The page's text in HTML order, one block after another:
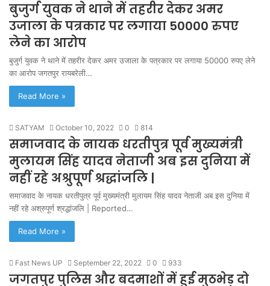
बुजुर्ग युवक ने थाने में तहरीर देकर अमर
उजाला के पत्रकार पर लगाया 50000 रुपए
लेने का आरोप
बुजुर्ग युवक ने थाने में तहरीर देकर अमर उजाला के पत्रकार पर लगाया 50000 रुपए लेने
का आरोप जगतपुर रायबरेली…
Read More »
SATYAM October 10, 2022 0 814
समाजवाद के नायक धरतीपुत्र पूर्व मुख्यमंत्री
मुलायम सिंह यादव नेताजी अब इस दुनिया में
नहीं रहे अश्रुपूर्ण श्रद्धांजलि |
समाजवाद के नायक धरतीपुत्र पूर्व मुख्यमंत्री मुलायम सिंह यादव नेताजी अब इस दुनिया में
नहीं रहे अश्रुपूर्ण श्रद्धांजलि | Reported…
Read More »
Fast News UP September 22, 2022 0 933
जगतपुर पुलिस और बदमाशों में हुई मुठभेड़ दो